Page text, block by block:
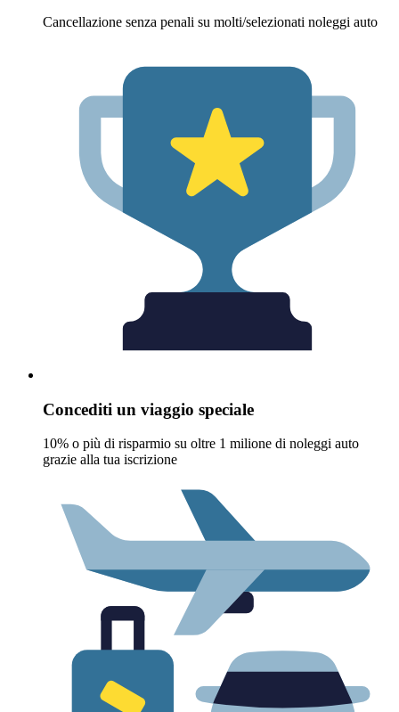
Cancellazione senza penali su molti/selezionati noleggi auto
Concediti un viaggio speciale
10% o più di risparmio su oltre 1 milione di noleggi auto
grazie alla tua iscrizione